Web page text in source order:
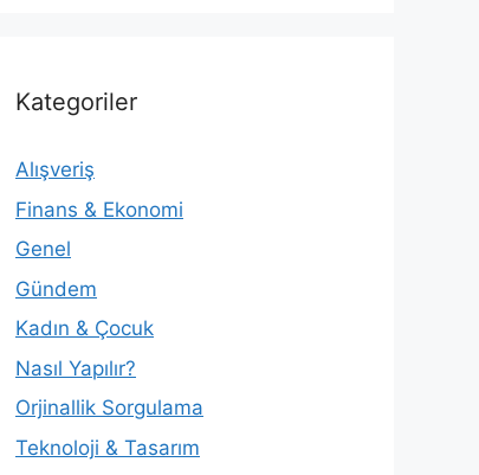
Kategoriler
Alışveriş
Finans & Ekonomi
Genel
Gündem
Kadın & Çocuk
Nasıl Yapılır?
Orjinallik Sorgulama
Teknoloji & Tasarım